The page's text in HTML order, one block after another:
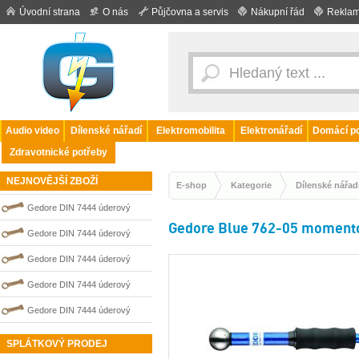
Úvodní strana O nás Půjčovna a servis Nákupní řád
Audio video Dílenské nářadí Elektromobilita Elektronářadí
Domácí
Zdravotnické potřeby
NEJNOVĚJŠÍ ZBOŽÍ
Gedore DIN 7444 úderový
nejiskřivý plochý (palcový) klíč
0100214S
Gedore DIN 7444 úderový
nejiskřivý plochý (palcový) klíč
0100216S
Gedore DIN 7444 úderový
nejiskřivý plochý (palcový) klíč
0100008S
Gedore DIN 7444 úderový
nejiskřivý plochý (palcový) klíč
0100009S
Gedore DIN 7444 úderový
nejiskřivý plochý (palcový) klíč
SPLÁTKOVÝ PRODEJ
E-shop Kategorie Dílenské
Gedore Blue 762-05